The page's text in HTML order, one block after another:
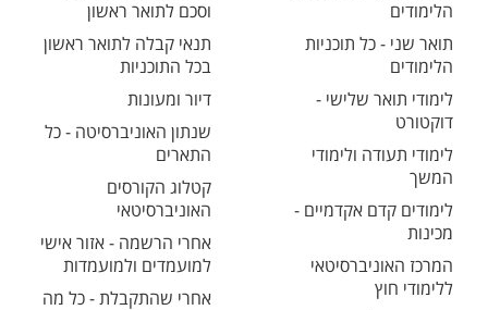
הלימודים
תואר שני - כל תוכניות
הלימודים
לימודי תואר שלישי -
דוקטורט
לימודי תעודה ולימודי
המשך
לימודים קדם אקדמיים -
מכינות
המרכז האוניברסיטאי
ללימודי חוץ
וסכם לתואר ראשון
תנאי קבלה לתואר ראשון
בכל התוכניות
דיור ומעונות
שנתון האוניברסיטה - כל
התארים
קטלוג הקורסים
האוניברסיטאי
אחרי הרשמה - אזור אישי
למועמדים ולמועמדות
אחרי שהתקבלת - כל מה